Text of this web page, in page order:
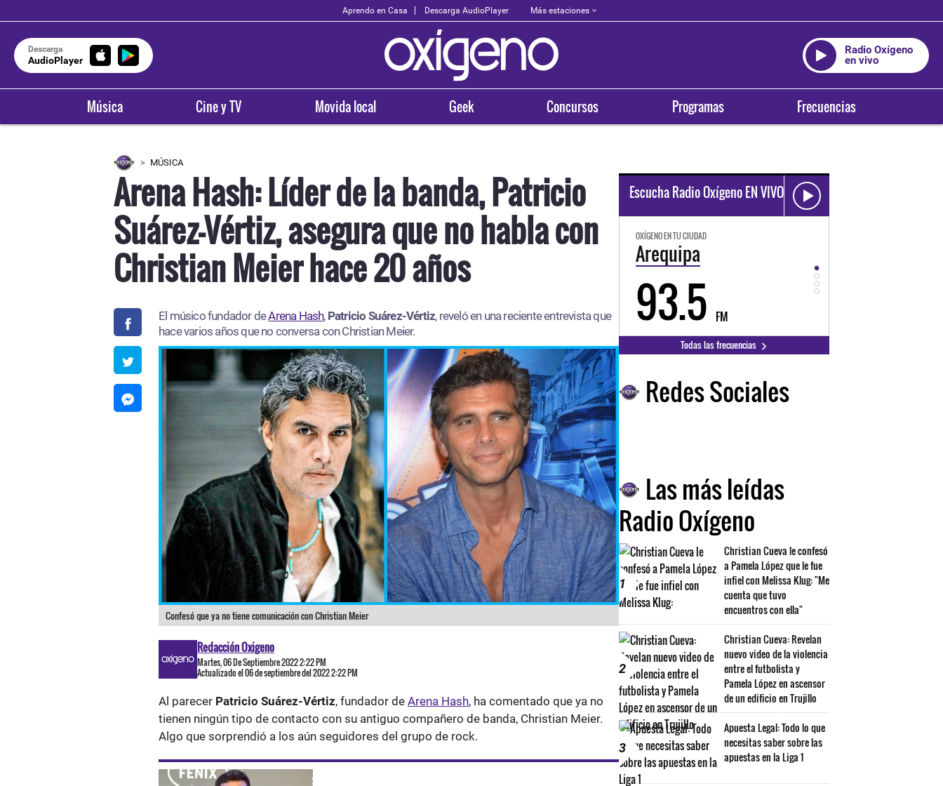
Aprendo en Casa Descarga AudioPlayer Más estaciones
Descarga
AudioPlayer
Radio Oxígeno
en vivo
Música Cine y TV Movida local Geek Concursos Programas Frecuencias
MÚSICA
Arena Hash: Líder de la banda, Patricio
Suárez-Vértiz, asegura que no habla con
Christian Meier hace 20 años
El músico fundador deArena Hash,Patricio Suárez-Vértiz, reveló en una reciente entrevista que
hace varios años que no conversa con Christian Meier.
Confesó que ya no tiene comunicación con Christian Meier
Redacción Oxigeno
Martes, 06 De Septiembre 2022 2:22 PM
Actualizado el 06 de septiembre del 2022 2:22 PM
Al parecer Patricio Suárez-Vértiz, fundador de Arena Hash, ha comentado que ya no
tienen ningún tipo de contacto con su antiguo compañero de banda, Christian Meier.
Algo que sorprendió a los aún seguidores del grupo de rock.
Escucha Radio Oxígeno EN VIVO
OXÍGENO EN TU CIUDAD
Arequipa
93.5 FM
OXÍGENO EN TU CIUDAD
Trujillo
98.3 FM 94.3
Todas las frecuencias
Redes Sociales
Las más leídas
Radio Oxígeno
1
Christian Cueva le confesó
a Pamela López que le fue
infiel con Melissa Klug: "Me
cuenta que tuvo
encuentros con ella"
2
Christian Cueva: Revelan
nuevo video de la violencia
entre el futbolista y
Pamela López en ascensor
de un edificio en Trujillo
3
Apuesta Legal: Todo lo que
necesitas saber sobre las
apuestas en la Liga 1